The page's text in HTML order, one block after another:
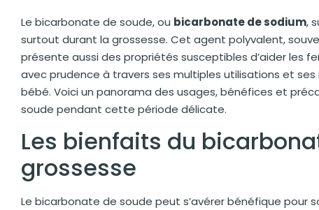
Le bicarbonate de soude, ou bicarbonate de sodium,
surtout durant la grossesse. Cet agent polyvalent,
présente aussi des propriétés susceptibles d’aider les
avec prudence à travers ses multiples utilisations et
bébé. Voici un panorama des usages, bénéfices et
soude pendant cette période délicate.
Les bienfaits du
grossesse
Le bicarbonate de soude peut s’avérer bénéfique pour